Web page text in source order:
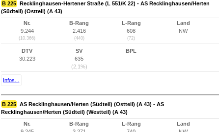
B 225 Recklinghausen-Hertener Straße (L 551/K 22) - AS Recklinghausen/Herten
(Südteil) (Ostteil) (A 43)
Nr.
9.244
(10.366)
B-Rang
2.416
(440)
L-Rang
608
(72)
Land
NW
DTV
30.223
SV
635
(2,1%)
BPL
Infos...
B 225 AS Recklinghausen/Herten (Südteil) (Ostteil) (A 43) - AS
Recklinghausen/Herten (Südteil) (Westteil) (A 43)
Nr.
B-Rang
L-Rang
Land